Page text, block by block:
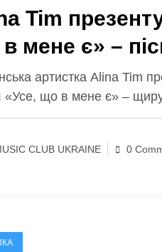
Tim
мене є» –
без драм,
ігор
артистка Alina Tim
«Усе, що в мене є» –
CLUB UKRAINE 0